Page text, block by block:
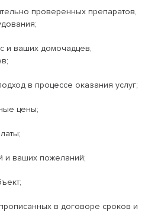
проверенных препаратов,
и ваших домочадцев,
в процессе оказания услуг;
цены;
и ваших пожеланий;
в договоре сроков и